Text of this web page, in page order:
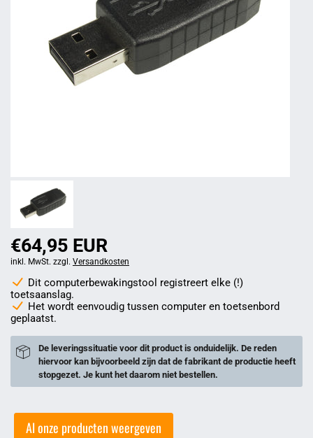
€64,95 EUR
inkl. MwSt. zzgl. Versandkosten
Dit computerbewakingstool registreert elke (!)
toetsaanslag.
Het wordt eenvoudig tussen computer en toetsenbord
geplaatst.
De leveringssituatie voor dit product is onduidelijk. De reden
hiervoor kan bijvoorbeeld zijn dat de fabrikant de productie heeft
stopgezet. Je kunt het daarom niet bestellen.
Al onze producten weergeven